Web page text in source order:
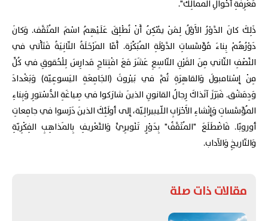
مَعْرِفَةِ أَحْوالِ المَمالِك".
ذَلِكَ كانَ الدَّوْرُ الأَوَّلُ لِمَنْ يُمْكِنُ أَنْ نُطْلِقَ عَلَيْهِمُ اسْمَ المُثَقَّف. وَكانَ
دَوْرُهُمْ بِناءَ مُؤَسَّساتِ الدَّوْلَةِ المُبَكِّرَة. أَمّا المَرْحَلَةُ الثّانِيَةُ فَتَأْتي في
النِّصْفِ الثّاني مِنَ القَرْنِ التّاسِعِ عَشَرَ مَعَ افْتِتاحِ مَدارِسَ لِلْحُقوقِ في كُلٍّ
مِنْ إِسْتامبولَ وَالقاهِرَةِ ثُمَّ في بَيْروتَ (الجَامِعَةِ اليَسوعِيّة) وَبَغْدادَ
وَدِمَشْق. فَبَرَزَ آنَذاكَ رِجالُ القانونِ الذينَ شارَكوا في صِياغَةِ الدُّسْتورِ وَبِناءِ
المُؤَسَّساتِ وَإِنْشاءِ الأَحْزابِ اللّيبيرالِيّة، إِلى أولَئِكَ الذينَ دَرَسوا في جامِعاتِ
أوروبّا. فَاضْطَلَعَ "المُثَقَّفُ" بِدَوْرٍ تَنْويرِيٍّ وَالتَّعْريفِ بِالمَذاهِبِ الفِكْرِيّةِ
وَالتّاريخِ وَالآداب.
مقالات ذات صلة